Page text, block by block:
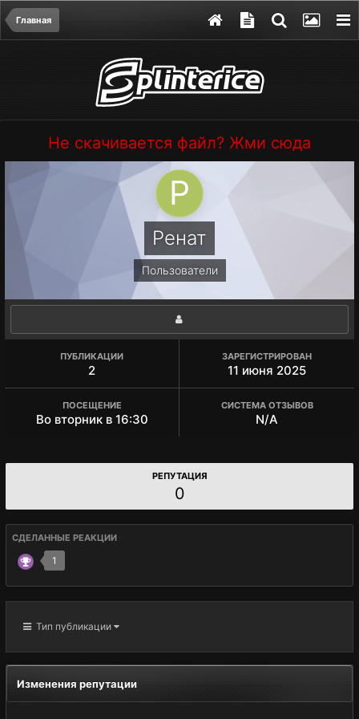
Главная
Не скачивается файл? Жми сюда
Ренат
Пользователи
ПУБЛИКАЦИИ
2
ЗАРЕГИСТРИРОВАН
11 июня 2025
ПОСЕЩЕНИЕ
Во вторник в 16:30
СИСТЕМА ОТЗЫВОВ
N/A
РЕПУТАЦИЯ
0
СДЕЛАННЫЕ РЕАКЦИИ
1
Тип публикации
Изменения репутации